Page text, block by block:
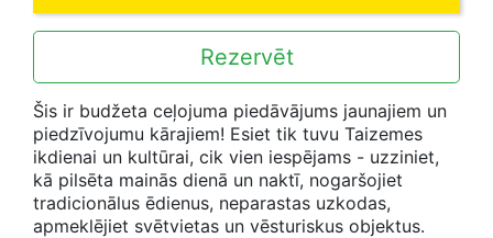
Rezervēt
Šis ir budžeta ceļojuma piedāvājums jaunajiem un
piedzīvojumu kārajiem! Esiet tik tuvu Taizemes
ikdienai un kultūrai, cik vien iespējams - uzziniet,
kā pilsēta mainās dienā un naktī, nogaršojiet
tradicionālus ēdienus, neparastas uzkodas,
apmeklējiet svētvietas un vēsturiskus objektus.